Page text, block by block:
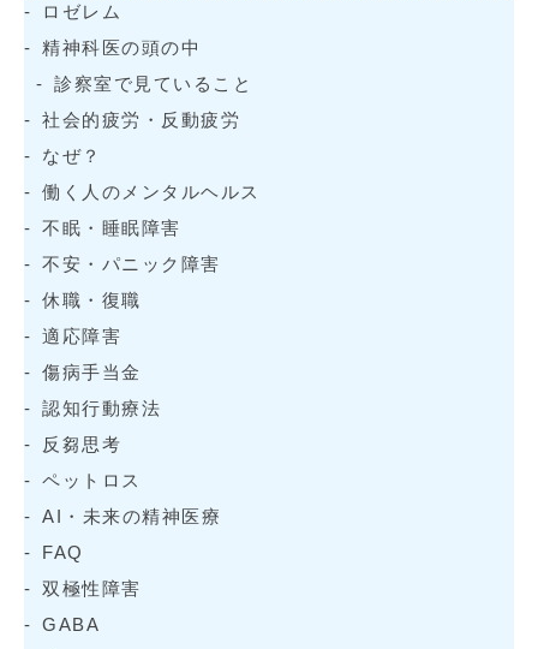
ロゼレム
精神科医の頭の中
診察室で見ていること
社会的疲労・反動疲労
なぜ？
働く人のメンタルヘルス
不眠・睡眠障害
不安・パニック障害
休職・復職
適応障害
傷病手当金
認知行動療法
反芻思考
ペットロス
AI・未来の精神医療
FAQ
双極性障害
GABA